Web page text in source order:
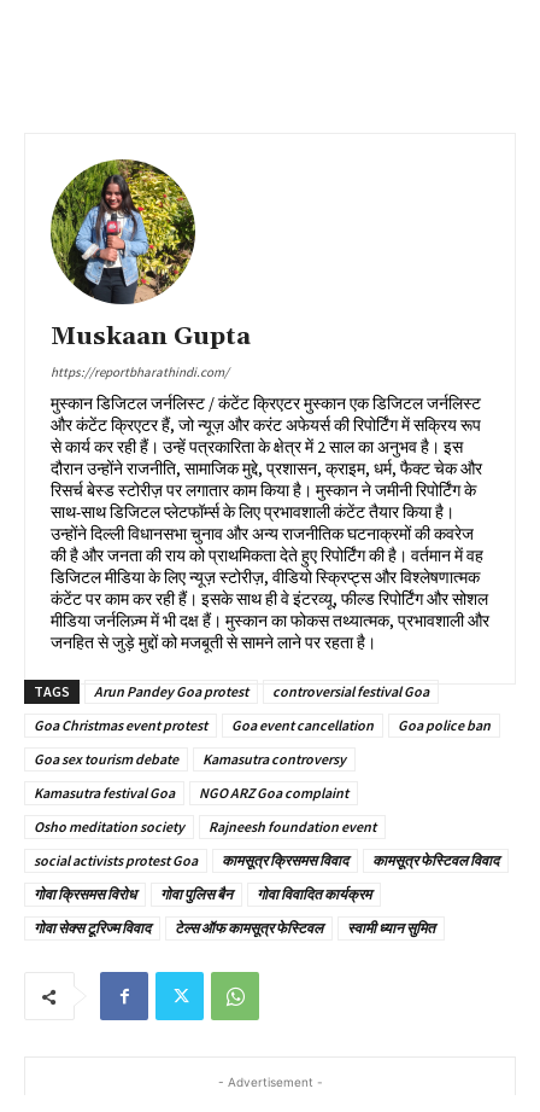
Muskaan Gupta
https://reportbharathindi.com/
मुस्कान डिजिटल जर्नलिस्ट / कंटेंट क्रिएटर मुस्कान एक डिजिटल जर्नलिस्ट
और कंटेंट क्रिएटर हैं, जो न्यूज़ और करंट अफेयर्स की रिपोर्टिंग में सक्रिय रूप
से कार्य कर रही हैं। उन्हें पत्रकारिता के क्षेत्र में 2 साल का अनुभव है। इस
दौरान उन्होंने राजनीति, सामाजिक मुद्दे, प्रशासन, क्राइम, धर्म, फैक्ट चेक और
रिसर्च बेस्ड स्टोरीज़ पर लगातार काम किया है। मुस्कान ने जमीनी रिपोर्टिंग के
साथ-साथ डिजिटल प्लेटफॉर्म्स के लिए प्रभावशाली कंटेंट तैयार किया है।
उन्होंने दिल्ली विधानसभा चुनाव और अन्य राजनीतिक घटनाक्रमों की कवरेज
की है और जनता की राय को प्राथमिकता देते हुए रिपोर्टिंग की है। वर्तमान में वह
डिजिटल मीडिया के लिए न्यूज़ स्टोरीज़, वीडियो स्क्रिप्ट्स और विश्लेषणात्मक
कंटेंट पर काम कर रही हैं। इसके साथ ही वे इंटरव्यू, फील्ड रिपोर्टिंग और सोशल
मीडिया जर्नलिज़्म में भी दक्ष हैं। मुस्कान का फोकस तथ्यात्मक, प्रभावशाली और
जनहित से जुड़े मुद्दों को मजबूती से सामने लाने पर रहता है।
TAGS Arun Pandey Goa protest
controversial festival Goa
Goa Christmas event protest
Goa event cancellation
Goa police ban
Goa sex tourism debate
Kamasutra controversy
Kamasutra festival Goa
NGO ARZ Goa complaint
Osho meditation society
Rajneesh foundation event
social activists protest Goa
कामसूत्र क्रिसमस विवाद
कामसूत्र फेस्टिवल विवाद
गोवा क्रिसमस विरोध
गोवा पुलिस बैन
गोवा विवादित कार्यक्रम
गोवा सेक्स टूरिज्म विवाद
टेल्स ऑफ कामसूत्र फेस्टिवल स्वामी ध्यान सुमित
- Advertisement -